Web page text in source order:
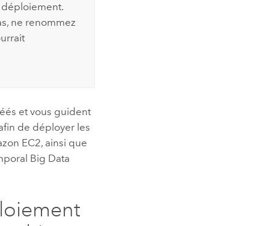
ne renommez
et vous guident
de déployer les
EC2, ainsi que
Big Data